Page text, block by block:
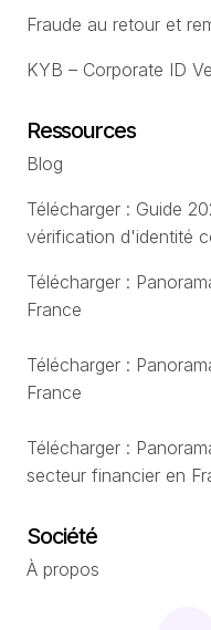
Fraude au retour et
KYB – Corporate ID
Ressources
Blog
Télécharger : Guide
vérification d'identité
Télécharger :
France
Télécharger :
France
Télécharger :
secteur financier en
Société
À propos